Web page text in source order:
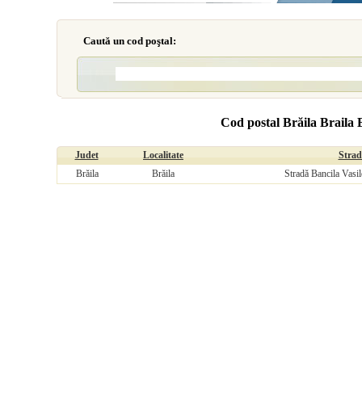
Caută un cod poştal:
Cod postal Brăila Braila
Judet Localitate
Brăila
Brăila Stradă Bancila